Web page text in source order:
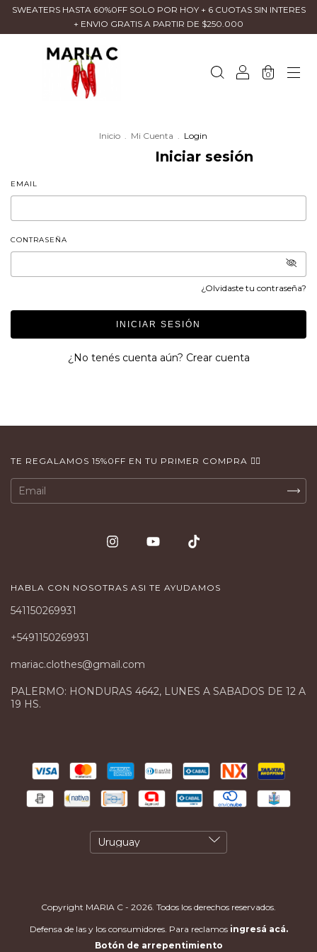
SWEATERS HASTA 60%0FF SOLO POR HOY + 6 CUOTAS SIN INTERES
+ ENVIO GRATIS A PARTIR DE $250.000
0
Inicio . Mi Cuenta . Login
Iniciar sesión
EMAIL
CONTRASEÑA
¿Olvidaste tu contraseña?
INICIAR SESIÓN
¿No tenés cuenta aún? Crear cuenta
TE REGALAMOS 15%0FF EN TU PRIMER COMPRA 👇🏻
HABLA CON NOSOTRAS ASI TE AYUDAMOS
541150269931
+5491150269931
mariac.clothes@gmail.com
PALERMO: HONDURAS 4642, LUNES A SABADOS DE 12 A
19 HS.
Copyright MARIA C - 2026. Todos los derechos reservados.
Defensa de las y los consumidores. Para reclamos ingresá acá.
Botón de arrepentimiento